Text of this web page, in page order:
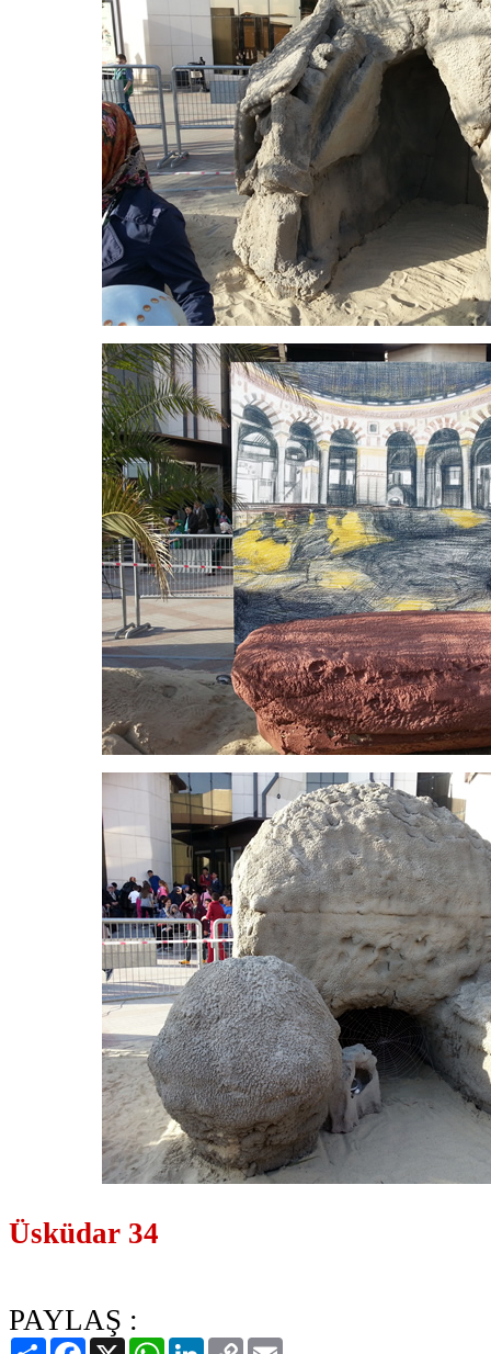
Üsküdar 34
PAYLAŞ :
PaylaşFacebook
X WhatsAppLinkedIn
Copy